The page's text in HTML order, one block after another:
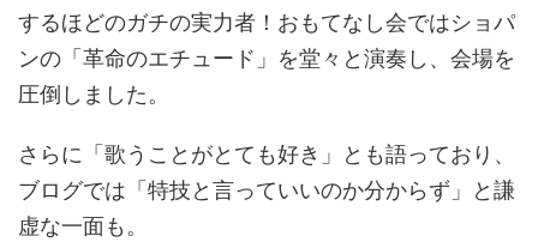
するほどのガチの実力者！おもてなし会ではショパ
ンの「革命のエチュード」を堂々と演奏し、会場を
圧倒しました。
さらに「歌うことがとても好き」とも語っており、
ブログでは「特技と言っていいのか分からず」と謙
虚な一面も。